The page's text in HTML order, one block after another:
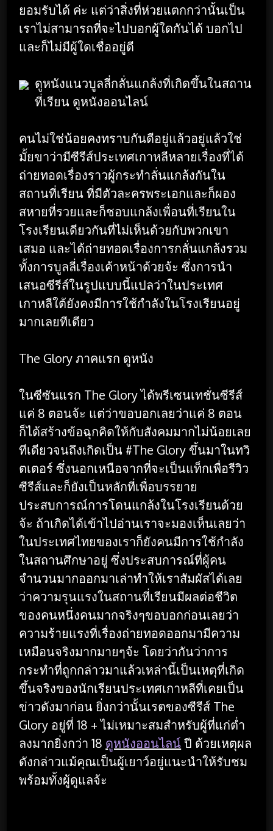
ยอมรับได้ ค่ะ แต่ว่าสิ่งที่ห่วยแตกกว่านั้นเป็น
เราไม่สามารถที่จะไปบอกผู้ใดกันได้ บอกไป
และก็ไม่มีผู้ใดเชื่ออยู่ดี
ดูหนังแนวบูลลี่กลั่นแกล้งที่เกิดขึ้นในสถาน
ที่เรียน ดูหนังออนไลน์
คนไม่ใช่น้อยคงทราบกันดีอยู่แล้วอยู่แล้วใช่
มั้ยขาว่ามีซีรีส์ประเทศเกาหลีหลายเรื่องที่ได้
ถ่ายทอดเรื่องราวผู้กระทำลั่นแกล้งกันใน
สถานที่เรียน ที่มีตัวละครพระเอกและก็ผอง
สหายที่รวยและก็ชอบแกล้งเพื่อนที่เรียนใน
โรงเรียนเดียวกันที่ไม่เห็นด้วยกับพวกเขา
เสมอ และได้ถ่ายทอดเรื่องการกลั่นแกล้งรวม
ทั้งการบูลลี่เรื่องเค้าหน้าด้วยจ้ะ ซึ่งการนำ
เสนอซีรีส์ในรูปแบบนี้แปลว่าในประเทศ
เกาหลีใต้ยังคงมีการใช้กำลังในโรงเรียนอยู่
มากเลยทีเดียว
The Glory ภาคแรก ดูหนัง
ในซีซันแรก The Glory ได้พรีเซนเทชั่นซีรีส์
แค่ 8 ตอนจ้ะ แต่ว่าขอบอกเลยว่าแค่ 8 ตอน
ก็ได้สร้างข้อฉุกคิดให้กับสังคมมากไม่น้อยเลย
ทีเดียวจนถึงเกิดเป็น #The Glory ขึ้นมาในทวิ
ตเตอร์ ซึ่งนอกเหนือจากที่จะเป็นแท็กเพื่อรีวิว
ซีรีส์และก็ยังเป็นหลักที่เพื่อบรรยาย
ประสบการณ์การโดนแกล้งในโรงเรียนด้วย
จ้ะ ถ้าเกิดได้เข้าไปอ่านเราจะมองเห็นเลยว่า
ในประเทศไทยของเราก็ยังคนมีการใช้กำลัง
ในสถานศึกษาอยู่ ซึ่งประสบการณ์ที่ผู้คน
จำนวนมากออกมาเล่าทำให้เราสัมผัสได้เลย
ว่าความรุนแรงในสถานที่เรียนมีผลต่อชีวิต
ของคนหนึ่งคนมากจริงๆขอบอกก่อนเลยว่า
ความร้ายแรงที่เรื่องถ่ายทอดออกมามีความ
เหมือนจริงมากมายๆจ้ะ โดยว่ากันว่าการ
กระทำที่ถูกกล่าวมาแล้วเหล่านี้เป็นเหตุที่เกิด
ขึ้นจริงของนักเรียนประเทศเกาหลีที่เคยเป็น
ข่าวดังมาก่อน ยิ่งกว่านั้นเรตของซีรีส์ The
Glory อยู่ที่ 18 + ไม่เหมาะสมสำหรับผู้ที่แก่ต่ำ
ลงมากยิ่งกว่า 18 ดูหนังออนไลน์ปี ด้วยเหตุผล
ดังกล่าวแม้คุณเป็นผู้เยาว์อยู่แนะนำให้รับชม
พร้อมทั้งผู้ดูแลจ้ะ